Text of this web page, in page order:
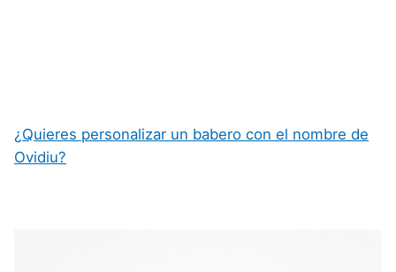
¿Quieres personalizar un babero con el nombre de
Ovidiu?